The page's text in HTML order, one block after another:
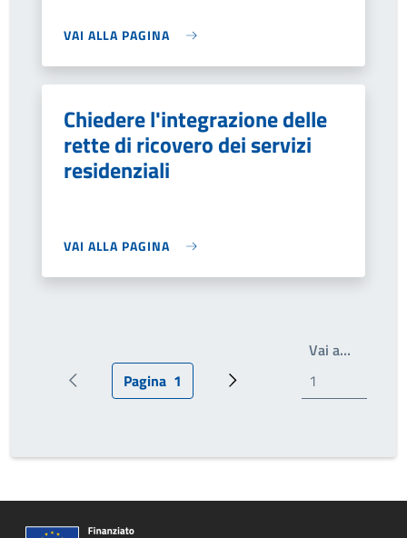
VAI ALLA PAGINA
Chiedere l'integrazione delle
rette di ricovero dei servizi
residenziali
VAI ALLA PAGINA
Pagina precedentePagina attuale
Pagina 1 Prossima pagina
Vai a…